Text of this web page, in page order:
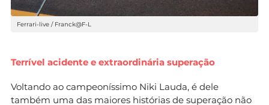
Ferrari-live / Franck@F-L
Terrível acidente e extraordinária superação
Voltando ao campeoníssimo Niki Lauda, é dele
também uma das maiores histórias de superação não